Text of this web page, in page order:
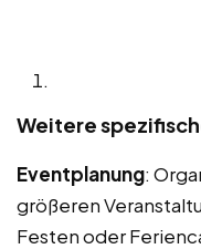
Weitere
Eventplanung:
größeren
Festen oder